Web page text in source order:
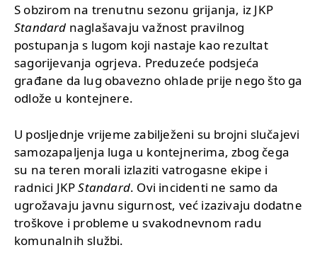
S obzirom na trenutnu sezonu grijanja, iz JKP
Standard naglašavaju važnost pravilnog
postupanja s lugom koji nastaje kao rezultat
sagorijevanja ogrjeva. Preduzeće podsjeća
građane da lug obavezno ohlade prije nego što ga
odlože u kontejnere.
U posljednje vrijeme zabilježeni su brojni slučajevi
samozapaljenja luga u kontejnerima, zbog čega
su na teren morali izlaziti vatrogasne ekipe i
radnici JKPStandard. Ovi incidenti ne samo da
ugrožavaju javnu sigurnost, već izazivaju dodatne
troškove i probleme u svakodnevnom radu
komunalnih službi.